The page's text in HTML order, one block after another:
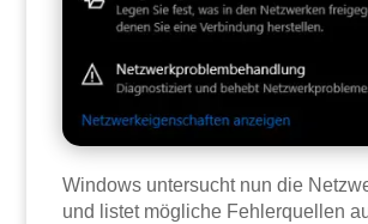
Windows untersucht nun die
und listet mögliche Fehlerquellen